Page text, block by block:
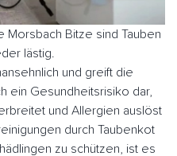
Morsbach Bitze sind Tauben
lästig.
und greift die
ein Gesundheitsrisiko dar,
und Allergien auslöst
durch Taubenkot
zu schützen, ist es